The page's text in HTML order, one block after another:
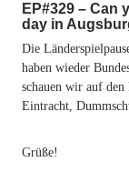
EP#329 – Can
day in
Die
haben wieder
schauen wir auf
Eintracht,
Grüße!